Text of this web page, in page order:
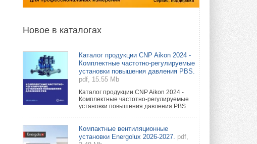
Новое в каталогах
Каталог продукции CNP Aikon 2024 -
Комплектные частотно-регулируемые
установки повышения давления PBS.
pdf, 15.55 Mb
Каталог продукции CNP Aikon 2024 -
Комплектные частотно-регулируемые
установки повышения давления PBS
Компактные вентиляционные
установки Energolux 2026-2027. pdf,